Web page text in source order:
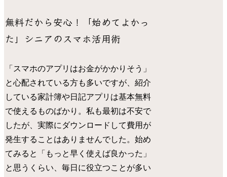
無料だから安心！「始めてよかっ
た」シニアのスマホ活用術
「スマホのアプリはお金がかかりそう」
と心配されている方も多いですが、紹介
している家計簿や日記アプリは基本無料
で使えるものばかり。私も最初は不安で
したが、実際にダウンロードして費用が
発生することはありませんでした。始め
てみると「もっと早く使えば良かった」
と思うくらい、毎日に役立つことが多い